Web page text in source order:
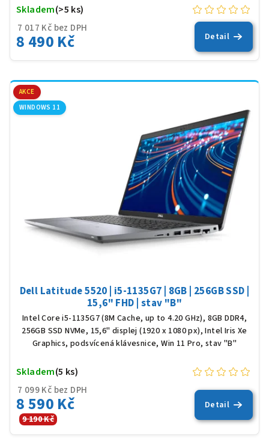
7 017 Kč bez DPH
8 490 Kč
Skladem(>5 ks)
Detail
AKCE
WINDOWS 11
Dell Latitude 5520 | i5-1135G7 | 8GB | 256GB SSD |
15,6" FHD | stav "B"
Intel Core i5-1135G7 (8M Cache, up to 4.20 GHz), 8GB DDR4,
256GB SSD NVMe, 15,6" displej (1920 x 1080 px), Intel Iris Xe
Graphics, podsvícená klávesnice, Win 11 Pro, stav "B"
7 099 Kč bez DPH
8 590 Kč
9 190 Kč
Skladem(5 ks)
Detail